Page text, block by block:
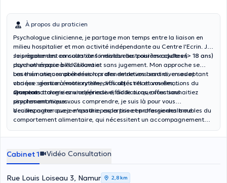
À propos du praticien
Psychologue clinicienne, je partage mon temps entre la liaison en
milieu hospitalier et mon activité indépendante au Centre l'Ecrin. Je
suis également en cours de formation au troisième cycle en
psychothérapie à l'UCLouvain.
Je propose des consultations individuelles pour lesadultes (> 18 ans)
dans un espace bienveillant et sans jugement. Mon approche se
base sur une compréhension profonde de vos besoins, en adaptant
chaque séance à votre rythme, vos objectifs et vos émotions du
moment.
Les thématiques abordées lors des entretiens sont diverses et
variées : gestion émotionnelle, difficultés relationnelles,
symptomatologie anxiodépressive, addictions, affections
psychosomatiques...
Que vous traversiez une période difficile ou que vous souhaitiez
simplement mieux vous comprendre, je suis là pour vous
accompagner avec empathie, expertise et professionnalisme.
Veuillez noter que je n'assure pas la prise en charge des troubles du
comportement alimentaire, qui nécessitent un accompagnement
Cabinet 1 Vidéo Consultation
Rue Louis Loiseau 3, Namur 2,8 km